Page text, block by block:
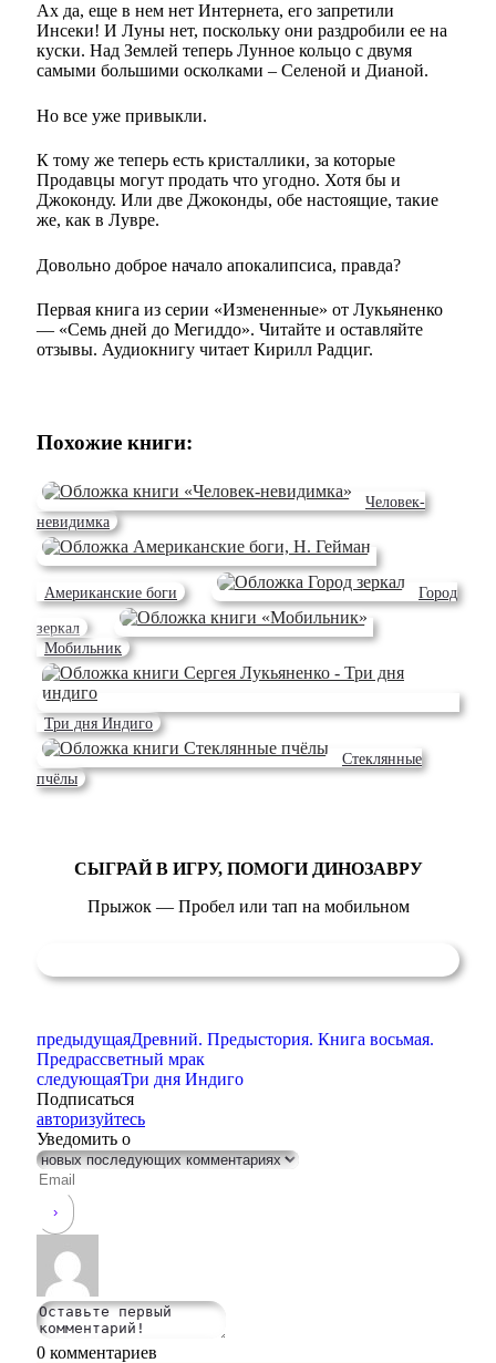
Ах да, еще в нем нет Интернета, его запретили
Инсеки! И Луны нет, поскольку они раздробили ее на
куски. Над Землей теперь Лунное кольцо с двумя
самыми большими осколками – Селеной и Дианой.
Но все уже привыкли.
К тому же теперь есть кристаллики, за которые
Продавцы могут продать что угодно. Хотя бы и
Джоконду. Или две Джоконды, обе настоящие, такие
же, как в Лувре.
Довольно доброе начало апокалипсиса, правда?
Первая книга из серии «Измененные» от Лукьяненко
— «Семь дней до Мегиддо». Читайте и оставляйте
отзывы. Аудиокнигу читает Кирилл Радциг.
Похожие книги:
Человек-
невидимка
Американские боги Город
зеркал
Мобильник
Три дня Индиго
Стеклянные
пчёлы
СЫГРАЙ В ИГРУ, ПОМОГИ ДИНОЗАВРУ
Прыжок — Пробел или тап на мобильном
предыдущаяДревний. Предыстория. Книга восьмая.
Предрассветный мрак
следующаяТри дня Индиго
Подписаться
авторизуйтесь
Уведомить о
0 комментариев